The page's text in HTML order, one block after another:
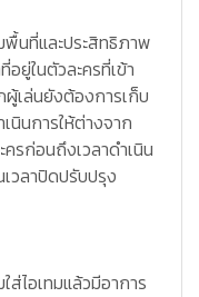
นที่และประสิทธิภาพ
ยู่ในตัวละครที่เข้า
เล่นยังต้องการเก็บ
นินการให้ต่างจาก
รก่อนถึงเวลาดำเนิน
วลาปิดปรับปรุง
ไอเทมแล้วมีอาการ